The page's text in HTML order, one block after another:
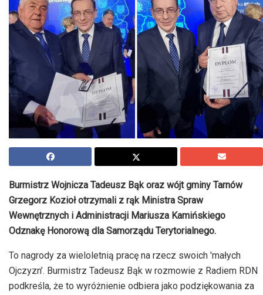
Burmistrz Wojnicza Tadeusz Bąk oraz wójt gminy Tarnów
Grzegorz Kozioł otrzymali z rąk Ministra Spraw
Wewnętrznych i Administracji Mariusza Kamińskiego
Odznakę Honorową dla Samorządu Terytorialnego.
To nagrody za wieloletnią pracę na rzecz swoich 'małych
Ojczyzn’. Burmistrz Tadeusz Bąk w rozmowie z Radiem RDN
podkreśla, że to wyróżnienie odbiera jako podziękowania za